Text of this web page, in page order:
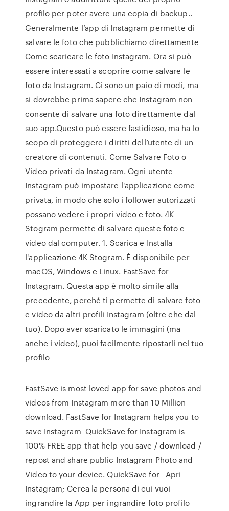
profilo per poter avere una copia di backup..
Generalmente l’app di Instagram permette di
salvare le foto che pubblichiamo direttamente
Come scaricare le foto Instagram. Ora si può
essere interessati a scoprire come salvare le
foto da Instagram. Ci sono un paio di modi, ma
si dovrebbe prima sapere che Instagram non
consente di salvare una foto direttamente dal
suo app.Questo può essere fastidioso, ma ha lo
scopo di proteggere i diritti dell’utente di un
creatore di contenuti. Come Salvare Foto o
Video privati da Instagram. Ogni utente
Instagram può impostare l'applicazione come
privata, in modo che solo i follower autorizzati
possano vedere i propri video e foto. 4K
Stogram permette di salvare queste foto e
video dal computer. 1. Scarica e Installa
l'applicazione 4K Stogram. È disponibile per
macOS, Windows e Linux. FastSave for
Instagram. Questa app è molto simile alla
precedente, perché ti permette di salvare foto
e video da altri profili Instagram (oltre che dal
tuo). Dopo aver scaricato le immagini (ma
anche i video), puoi facilmente ripostarli nel tuo
profilo
FastSave is most loved app for save photos and
videos from Instagram more than 10 Million
download. FastSave for Instagram helps you to
save Instagram QuickSave for Instagram is
100% FREE app that help you save / download /
repost and share public Instagram Photo and
Video to your device. QuickSave for Apri
Instagram; Cerca la persona di cui vuoi
ingrandire la App per ingrandire foto profilo